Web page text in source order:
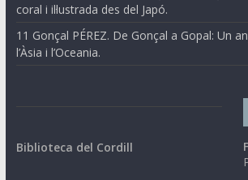
coral i il·lustrada des del Japó.
11 Gonçal PÉREZ. De Gonçal a Gopal: Un
l’Àsia i l’Oceania.
Biblioteca del Cordill